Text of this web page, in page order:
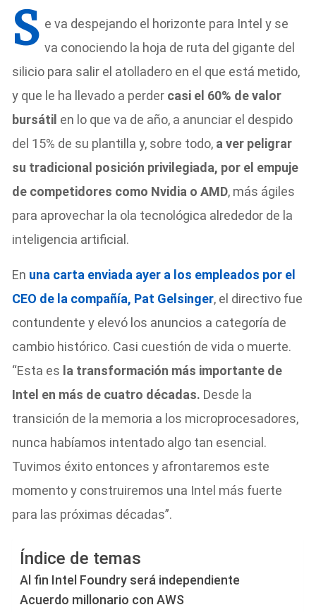
S e va despejando el horizonte para Intel y se
va conociendo la hoja de ruta del gigante del
silicio para salir el atolladero en el que está metido,
y que le ha llevado a perder casi el 60% de valor
bursátil en lo que va de año, a anunciar el despido
del 15% de su plantilla y, sobre todo, a ver peligrar
su tradicional posición privilegiada, por el empuje
de competidores como Nvidia o AMD, más ágiles
para aprovechar la ola tecnológica alrededor de la
inteligencia artificial.
En una carta enviada ayer a los empleados por el
CEO de la compañía, Pat Gelsinger, el directivo fue
contundente y elevó los anuncios a categoría de
cambio histórico. Casi cuestión de vida o muerte.
“Esta es la transformación más importante de
Intel en más de cuatro décadas. Desde la
transición de la memoria a los microprocesadores,
nunca habíamos intentado algo tan esencial.
Tuvimos éxito entonces y afrontaremos este
momento y construiremos una Intel más fuerte
para las próximas décadas”.
Índice de temas
Al fin Intel Foundry será independiente
Acuerdo millonario con AWS